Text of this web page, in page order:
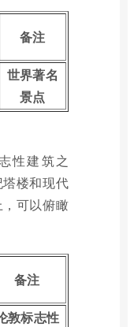
备注
世界著名
景点
性建筑之
楼和现代
可以俯瞰
备注
敦标志性